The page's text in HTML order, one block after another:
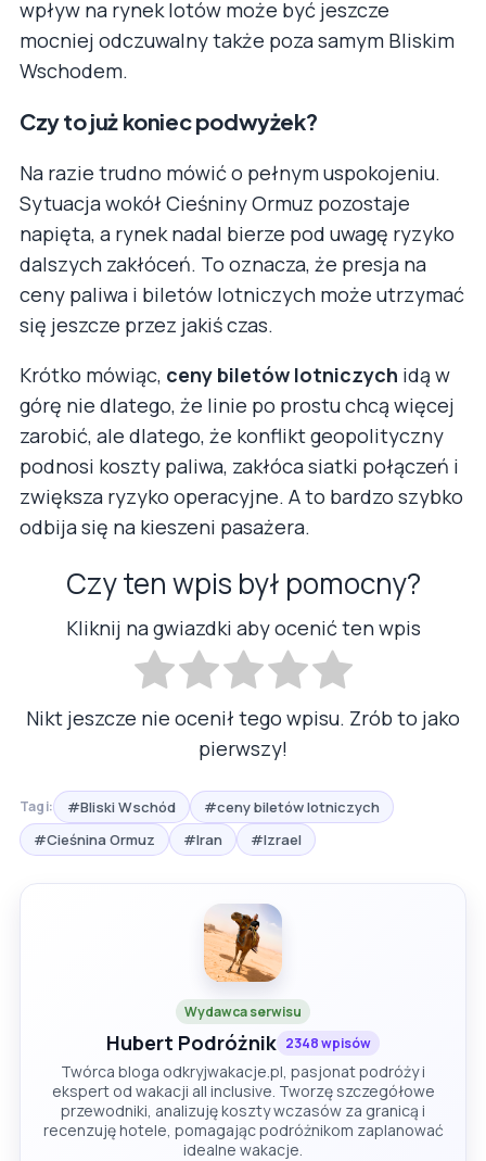
wpływ na rynek lotów może być jeszcze
mocniej odczuwalny także poza samym Bliskim
Wschodem.
Czy to już koniec podwyżek?
Na razie trudno mówić o pełnym uspokojeniu.
Sytuacja wokół Cieśniny Ormuz pozostaje
napięta, a rynek nadal bierze pod uwagę ryzyko
dalszych zakłóceń. To oznacza, że presja na
ceny paliwa i biletów lotniczych może utrzymać
się jeszcze przez jakiś czas.
Krótko mówiąc, ceny biletów lotniczych idą w
górę nie dlatego, że linie po prostu chcą więcej
zarobić, ale dlatego, że konflikt geopolityczny
podnosi koszty paliwa, zakłóca siatki połączeń i
zwiększa ryzyko operacyjne. A to bardzo szybko
odbija się na kieszeni pasażera.
Czy ten wpis był pomocny?
Kliknij na gwiazdki aby ocenić ten wpis
Nikt jeszcze nie ocenił tego wpisu. Zrób to jako
pierwszy!
Tagi: #Bliski Wschód
#ceny biletów lotniczych
#Cieśnina Ormuz
#Iran #Izrael
Wydawca serwisu
Hubert Podróżnik 2348 wpisów
Twórca bloga odkryjwakacje.pl, pasjonat podróży i
ekspert od wakacji all inclusive. Tworzę szczegółowe
przewodniki, analizuję koszty wczasów za granicą i
recenzuję hotele, pomagając podróżnikom zaplanować
idealne wakacje.